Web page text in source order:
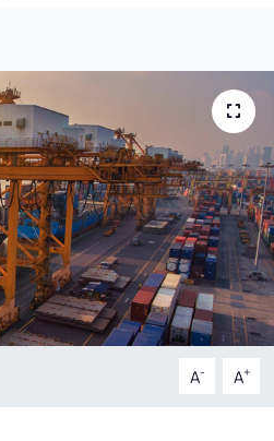
A- A+